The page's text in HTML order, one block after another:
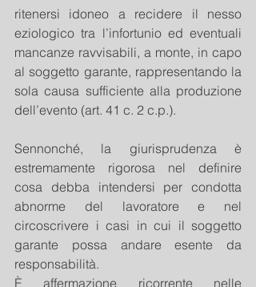
ritenersi idoneo a recidere il nesso
eziologico tra l’infortunio ed eventuali
mancanze ravvisabili, a monte, in capo
al soggetto garante, rappresentando la
sola causa sufficiente alla produzione
dell’evento (art. 41 c. 2 c.p.).
Sennonché, la giurisprudenza è
estremamente rigorosa nel definire
cosa debba intendersi per condotta
abnorme del lavoratore e nel
circoscrivere i casi in cui il soggetto
garante possa andare esente da
responsabilità.
È affermazione ricorrente nelle